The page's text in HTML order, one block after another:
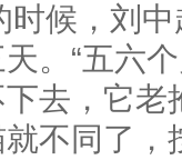
时候，刘
。“五六
去，它
不同了